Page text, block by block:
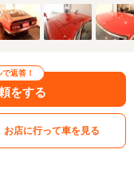
返答！
をする
お店に行って車を見る